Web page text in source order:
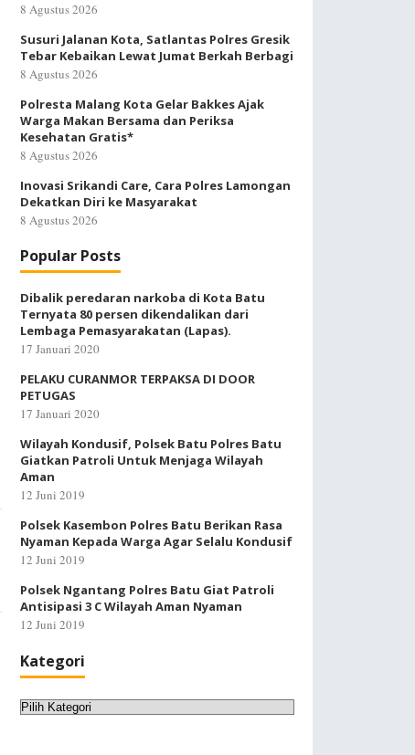
8 Agustus 2026
Susuri Jalanan Kota, Satlantas Polres Gresik
Tebar Kebaikan Lewat Jumat Berkah Berbagi
8 Agustus 2026
Polresta Malang Kota Gelar Bakkes Ajak
Warga Makan Bersama dan Periksa
Kesehatan Gratis*
8 Agustus 2026
Inovasi Srikandi Care, Cara Polres Lamongan
Dekatkan Diri ke Masyarakat
8 Agustus 2026
Popular Posts
Dibalik peredaran narkoba di Kota Batu
Ternyata 80 persen dikendalikan dari
Lembaga Pemasyarakatan (Lapas).
17 Januari 2020
PELAKU CURANMOR TERPAKSA DI DOOR
PETUGAS
17 Januari 2020
Wilayah Kondusif, Polsek Batu Polres Batu
Giatkan Patroli Untuk Menjaga Wilayah
Aman
12 Juni 2019
Polsek Kasembon Polres Batu Berikan Rasa
Nyaman Kepada Warga Agar Selalu Kondusif
12 Juni 2019
Polsek Ngantang Polres Batu Giat Patroli
Antisipasi 3 C Wilayah Aman Nyaman
12 Juni 2019
Kategori
Kategori